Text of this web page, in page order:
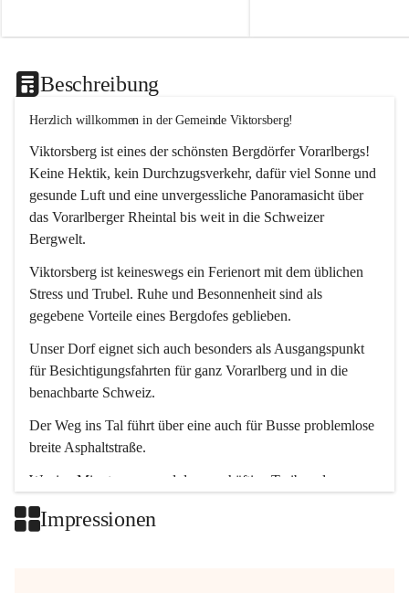
Beschreibung
Herzlich willkommen in der Gemeinde Viktorsberg!
Viktorsberg ist eines der schönsten Bergdörfer Vorarlbergs!
Keine Hektik, kein Durchzugsverkehr, dafür viel Sonne und
gesunde Luft und eine unvergessliche Panoramasicht über
das Vorarlberger Rheintal bis weit in die Schweizer
Bergwelt.
Viktorsberg ist keineswegs ein Ferienort mit dem üblichen
Stress und Trubel. Ruhe und Besonnenheit sind als
gegebene Vorteile eines Bergdofes geblieben.
Unser Dorf eignet sich auch besonders als Ausgangspunkt
für Besichtigungsfahrten für ganz Vorarlberg und in die
benachbarte Schweiz.
Der Weg ins Tal führt über eine auch für Busse problemlose
breite Asphaltstraße.
Wenige Minuten nur, und das geschäftige Treiben der
Impressionen